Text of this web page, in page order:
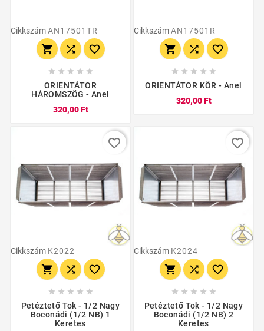
CikkszámAN17501TR
  
    
ORIENTÁTOR
HÁROMSZÖG - Anel
320,00 Ft
CikkszámAN17501R
  
    
ORIENTÁTOR KÖR - Anel
320,00 Ft
Cikkszám K2022
  
    
Petéztető Tok - 1/2 Nagy
Boconádi (1/2 NB) 1
Keretes
favorite_border
Cikkszám K2024
  
    
Petéztető Tok - 1/2 Nagy
Boconádi (1/2 NB) 2
Keretes
favorite_border